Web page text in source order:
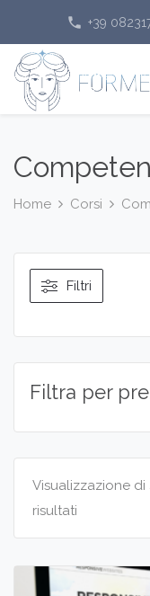
phone +39
Home Corsi
Visualizzazione di
risultati
Filtri
Filtra per